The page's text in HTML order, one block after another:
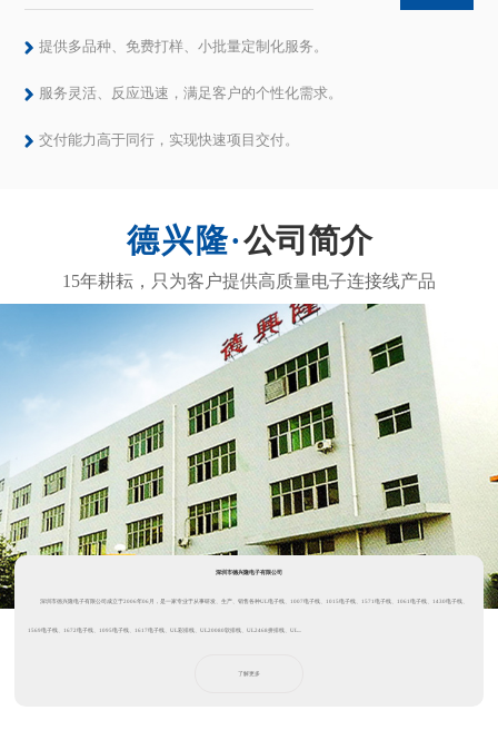
提供多品种、免费打样、小批量定制化服务。
服务灵活、反应迅速，满足客户的个性化需求。
交付能力高于同行，实现快速项目交付。
公司简介
深圳市德兴隆电子有限公司
深圳市德兴隆电子有限公司成立于2006年06月，是一家专业于从事研发、生产、销售各种UL电子线、1007电子线、1015电子线、1571电子线、1061电子线、1430电子线、
1569电子线、1672电子线、1095电子线、1617电子线、UL彩排线、UL20080软排线、UL2468拼排线、UL...
了解更多